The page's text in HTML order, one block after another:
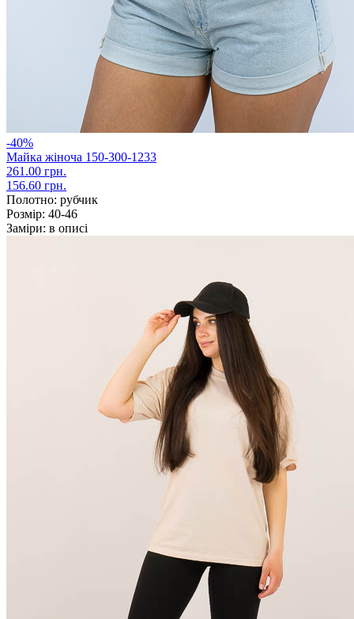
-40%
Майка жіноча 150-300-1233
261.00 грн.
156.60 грн.
Полотно: рубчик
Розмір: 40-46
Заміри: в описі